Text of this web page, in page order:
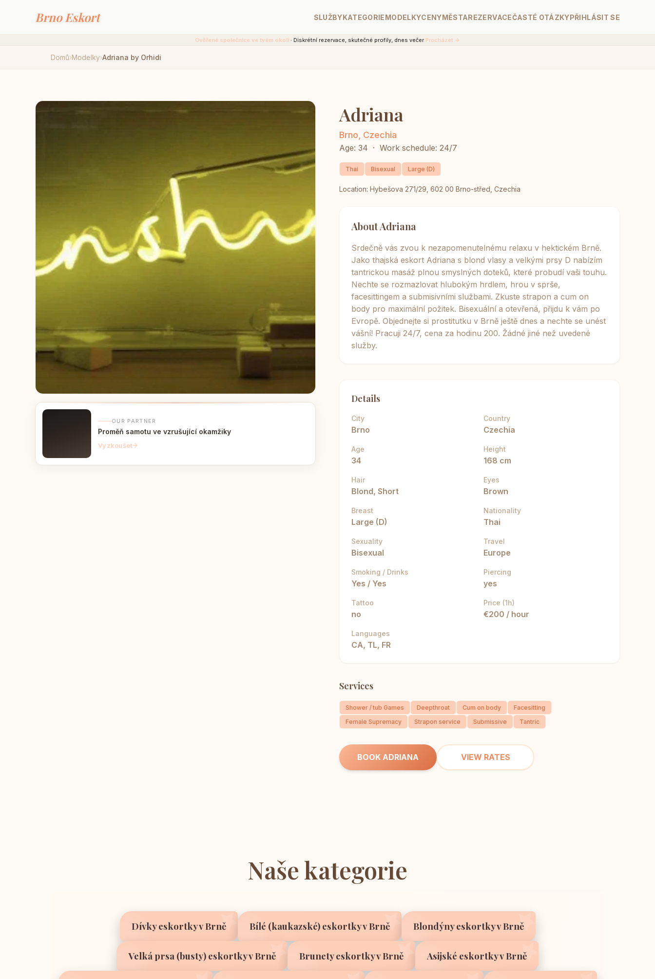
Brno Eskort SLUŽBYKATEGORIEMODELKYCENYMĚSTAREZERVACEČASTÉ OTÁZKYPŘIHLÁSIT SE
Domů›Modelky›Adriana by Orhidi
OUR PARTNER
Proměň samotu ve vzrušující okamžiky
Vyzkoušet
Adriana
Brno, Czechia
Age: 34 · Work schedule: 24/7
Thai Bisexual Large (D)
Location: Hybešova 271/29, 602 00 Brno-střed, Czechia
About Adriana
Srdečně vás zvou k nezapomenutelnému relaxu v hektickém Brně.
Jako thajská eskort Adriana s blond vlasy a velkými prsy D nabízím
tantrickou masáž plnou smyslných doteků, které probudí vaši touhu.
Nechte se rozmazlovat hlubokým hrdlem, hrou v sprše,
facesittingem a submisivními službami. Zkuste strapon a cum on
body pro maximální požitek. Bisexuální a otevřená, přijdu k vám po
Evropě. Objednejte si prostitutku v Brně ještě dnes a nechte se unést
vášní! Pracuji 24/7, cena za hodinu 200. Žádné jiné než uvedené
služby.
Details
City
Brno
Country
Czechia
Age
34
Height
168 cm
Hair
Blond, Short
Eyes
Brown
Breast
Large (D)
Nationality
Thai
Sexuality
Bisexual
Travel
Europe
Smoking / Drinks
Yes / Yes
Piercing
yes
Tattoo
no
Price (1h)
€200 / hour
Languages
CA, TL, FR
Services
Shower / tub Games Deepthroat Cum on body
Facesitting
Female Supremacy
Strapon service Submissive Tantric
BOOK ADRIANA VIEW RATES
Naše kategorie
Dívky eskortky v Brně Bílé (kaukazské) eskortky v Brně Blondýny eskortky v Brně
Velká prsa (busty) eskortky v Brně Brunety eskortky v Brně Asijské eskortky v Brně
Ověřené společnice ve tvém okolí · Diskrétní rezervace, skutečné profily, dnes večer Procházet →